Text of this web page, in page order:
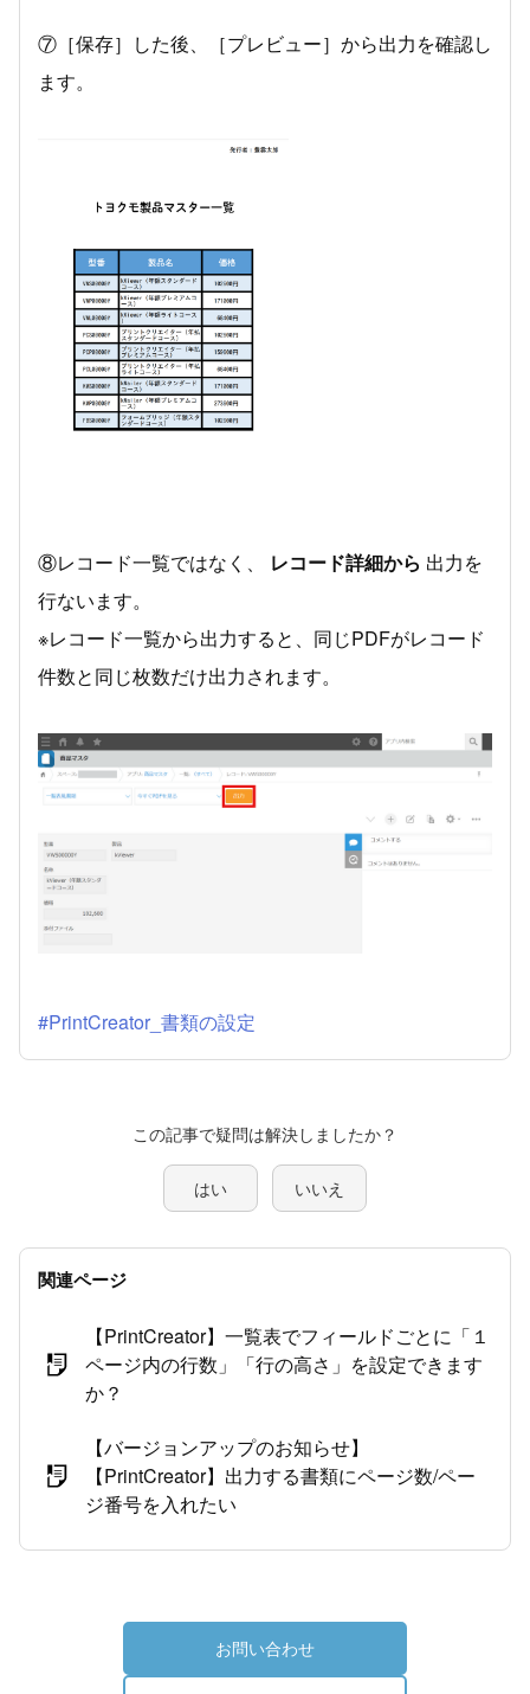
⑦［保存］した後、［プレビュー］から出力を確認し
ます。
⑧レコード一覧ではなく、 レコード詳細から 出力を
行ないます。
※レコード一覧から出力すると、同じPDFがレコード
件数と同じ枚数だけ出力されます。
#PrintCreator_書類の設定
この記事で疑問は解決しましたか？
はい いいえ
関連ページ
【PrintCreator】一覧表でフィールドごとに「１
ページ内の行数」「行の高さ」を設定できます
か？
【バージョンアップのお知らせ】
【PrintCreator】出力する書類にページ数/ペー
ジ番号を入れたい
お問い合わせ